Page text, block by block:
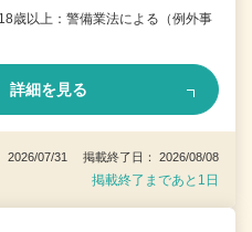
歳以上：警備業法による（例外事
詳細を見る
2026/07/31 掲載終了日： 2026/08/08
掲載終了まであと1日